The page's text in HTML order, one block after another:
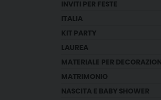
INVITI PER FESTE
ITALIA
KIT PARTY
LAUREA
MATERIALE PER DECORAZIONI
MATRIMONIO
NASCITA E BABY SHOWER